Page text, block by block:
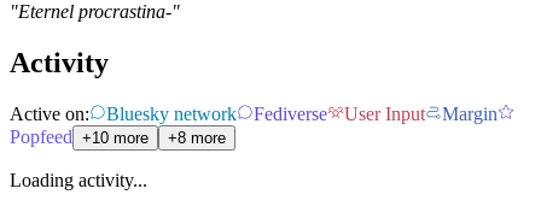
"Eternel procrastina-"
Activity
Active on: Bluesky network Fediverse User Input
Margin
Popfeed +10 more +8 more
Loading activity...